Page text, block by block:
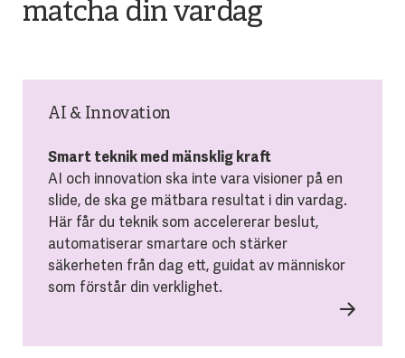
matcha din vardag
AI & Innovation
Smart teknik med mänsklig kraft
AI och innovation ska inte vara visioner på en
slide, de ska ge mätbara resultat i din vardag.
Här får du teknik som accelererar beslut,
automatiserar smartare och stärker
säkerheten från dag ett, guidat av människor
som förstår din verklighet.